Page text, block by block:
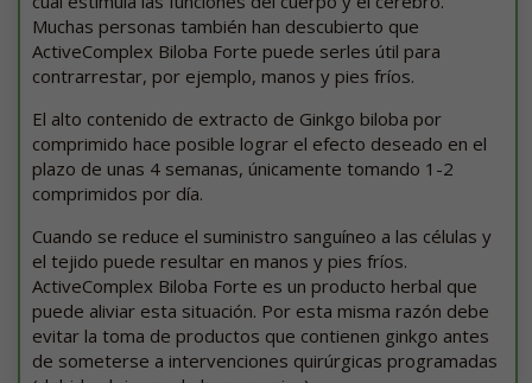
Muchas personas también han descubierto que
ActiveComplex Biloba Forte puede serles útil para
contrarrestar, por ejemplo, manos y pies fríos.
El alto contenido de extracto de Ginkgo biloba por
comprimido hace posible lograr el efecto deseado en el
plazo de unas 4 semanas, únicamente tomando 1-2
comprimidos por día.
Cuando se reduce el suministro sanguíneo a las células y
el tejido puede resultar en manos y pies fríos.
ActiveComplex Biloba Forte es un producto herbal que
puede aliviar esta situación. Por esta misma razón debe
evitar la toma de productos que contienen ginkgo antes
de someterse a intervenciones quirúrgicas programadas